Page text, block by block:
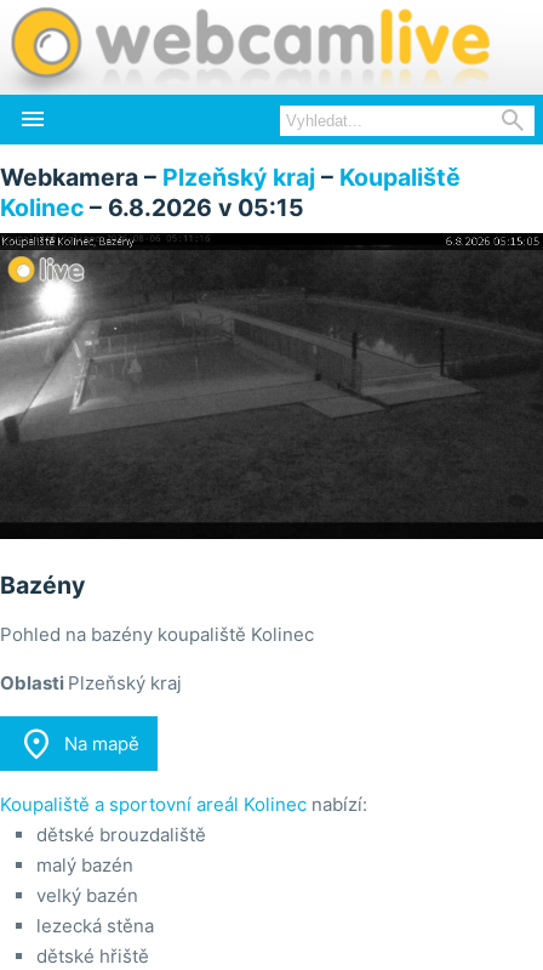
 
Webkamera – Plzeňský kraj – Koupaliště
Kolinec – 6.8.2026 v 05:15
Bazény
Pohled na bazény koupaliště Kolinec
Oblasti Plzeňský kraj
 Na mapě
Koupaliště a sportovní areál Kolinec nabízí:
dětské brouzdaliště
malý bazén
velký bazén
lezecká stěna
dětské hřiště